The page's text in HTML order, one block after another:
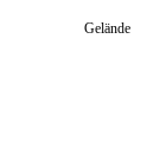
Gelände